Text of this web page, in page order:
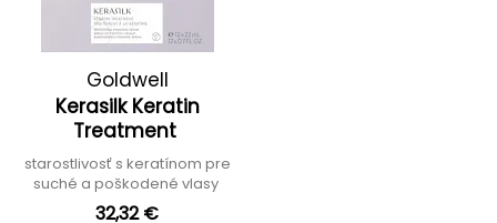
Goldwell
Kerasilk Keratin
Treatment
starostlivosť s keratínom pre
suché a poškodené vlasy
32,32 €